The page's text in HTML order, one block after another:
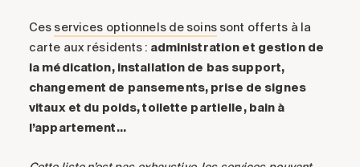
Ces services optionnels de soinssont offerts à la
carte aux résidents : administration et gestion de
la médication, installation de bas support,
changement de pansements, prise de signes
vitaux et du poids, toilette partielle, bain à
l’appartement…